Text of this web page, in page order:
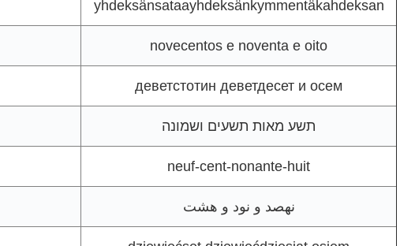
yhdeksänsataayhdeksänkymmentäkahdeksan
novecentos e noventa e oito
деветстотин деветдесет и осем
תשע מאות תשעים ושמונה
neuf-cent-nonante-huit
نهصد و نود و هشت